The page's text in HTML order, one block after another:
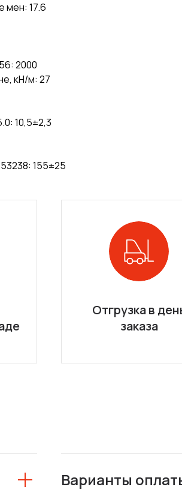
мен: 17.6
2000
кН/м: 27
10,5±2,3
155±25
Отгрузка в
заказа
Варианты